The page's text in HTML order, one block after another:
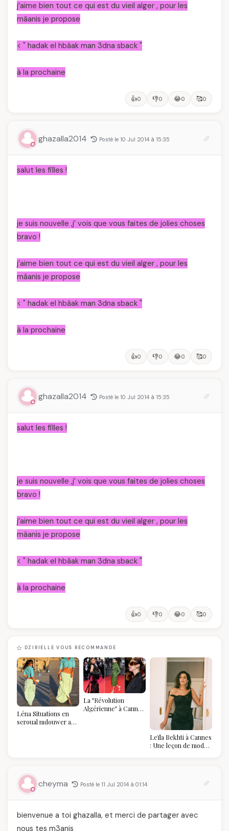
j’aime bien tout ce qui est du vieil alger , pour les
mâanis je propose
< " hadak el hbâak man 3dna sback "
à la prochaine
👍0 👎0 😂0 🥰0
ghazalla2014 Posté le 10 Jul 2014 à 15:35
salut les filles !
je suis nouvelle ,j’ vois que vous faites de jolies choses
bravo !
j’aime bien tout ce qui est du vieil alger , pour les
mâanis je propose
< " hadak el hbâak man 3dna sback "
à la prochaine
👍0 👎0 😂0 🥰0
ghazalla2014 Posté le 10 Jul 2014 à 15:35
salut les filles !
je suis nouvelle ,j’ vois que vous faites de jolies choses
bravo !
j’aime bien tout ce qui est du vieil alger , pour les
mâanis je propose
< " hadak el hbâak man 3dna sback "
à la prochaine
👍0 👎0 😂0 🥰0
DZIRIELLE VOUS RECOMMANDE
Léna Situations en
seroual mdouwer au
La "Révolution
Algérienne" à Cannes
Leïla Bekhti à Cannes
: Une leçon de mode
cheyma Posté le 11 Jul 2014 à 01:14
bienvenue a toi ghazalla, et merci de partager avec
nous tes m3anis